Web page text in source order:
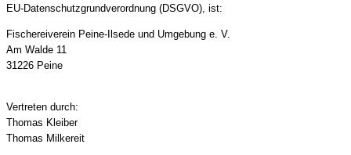
EU-Datenschutzgrundverordnung (DSGVO), ist:
Fischereiverein Peine-Ilsede und Umgebung e. V.
Am Walde 11
31226 Peine
Vertreten durch:
Thomas Kleiber
Thomas Milkereit